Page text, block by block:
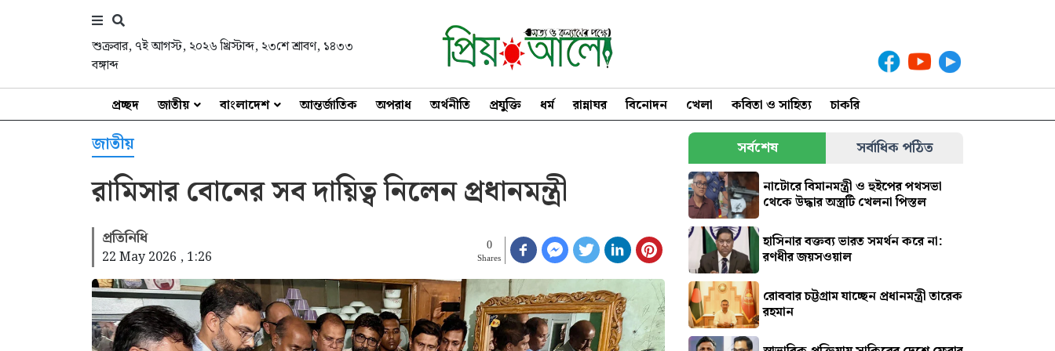
শুক্রবার, ৭ই আগস্ট, ২০২৬ খ্রিস্টাব্দ, ২৩শে শ্রাবণ, ১৪৩৩
বঙ্গাব্দ
প্রচ্ছদ জাতীয় বাংলাদেশ আন্তর্জাতিক অপরাধ অর্থনীতি প্রযুক্তি ধর্ম রান্নাঘর বিনোদন খেলা কবিতা ও সাহিত্য চাকরি
জাতীয়
রামিসার বোনের সব দায়িত্ব নিলেন প্রধানমন্ত্রী
প্রতিনিধি
22 May 2026 , 1:26
0
Shares
সর্বশেষ সর্বাধিক পঠিত
নাটোরে বিমানমন্ত্রী ও হুইপের পথসভা
থেকে উদ্ধার অস্ত্রটি খেলনা পিস্তল
হাসিনার বক্তব্য ভারত সমর্থন করে না:
রণধীর জয়সওয়াল
রোববার চট্টগ্রাম যাচ্ছেন প্রধানমন্ত্রী তারেক
রহমান